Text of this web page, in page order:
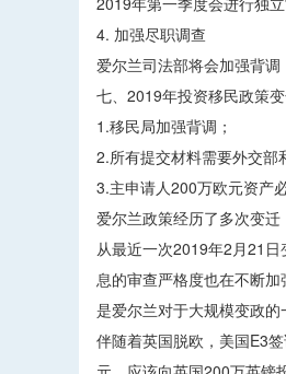
4. 加强尽职调查
爱尔兰司法部将会加强背
七、2019年投资移民政策
1.移民局加强背调；
2.所有提交材料需要外交部
3.主申请人200万欧元资产
爱尔兰政策经历了多次变迁
从最近一次2019年2月21
息的审查严格度也在不断
是爱尔兰对于大规模变政的
伴随着英国脱欧，美国E3